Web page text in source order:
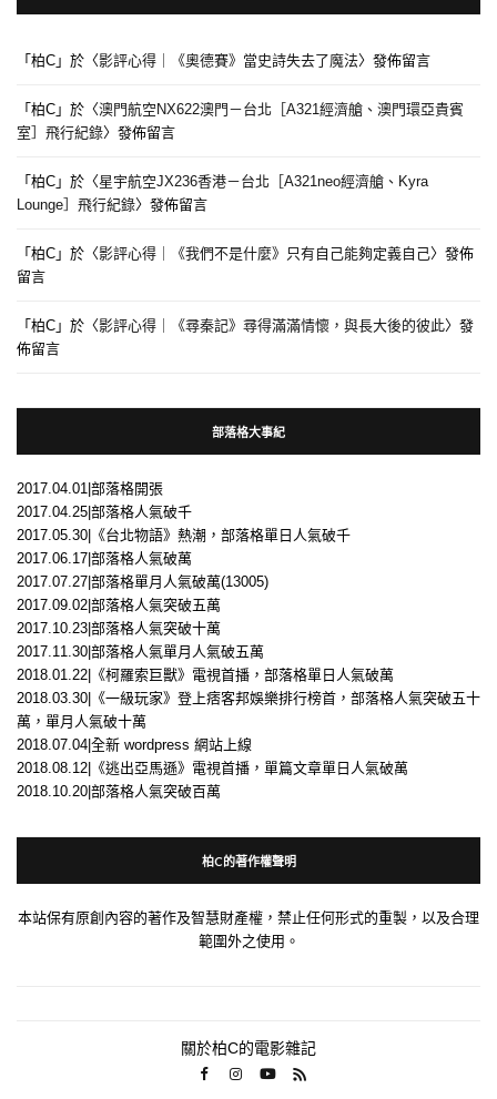
「 柏C 」於〈影評心得｜《奧德賽》當史詩失去了魔法〉發佈留言
「 柏C 」於〈澳門航空NX622澳門－台北［A321經濟艙、澳門環亞貴賓
室］飛行紀錄〉發佈留言
「 柏C 」於〈星宇航空JX236香港－台北［A321neo經濟艙、Kyra
Lounge］飛行紀錄〉發佈留言
「 柏C 」於〈影評心得｜《我們不是什麼》只有自己能夠定義自己〉發佈
留言
「 柏C 」於〈影評心得｜《尋秦記》尋得滿滿情懷，與長大後的彼此〉發
佈留言
部落格大事紀
2017.04.01|部落格開張
2017.04.25|部落格人氣破千
2017.05.30|《台北物語》熱潮，部落格單日人氣破千
2017.06.17|部落格人氣破萬
2017.07.27|部落格單月人氣破萬(13005)
2017.09.02|部落格人氣突破五萬
2017.10.23|部落格人氣突破十萬
2017.11.30|部落格人氣單月人氣破五萬
2018.01.22|《柯羅索巨獸》電視首播，部落格單日人氣破萬
2018.03.30|《一級玩家》登上痞客邦娛樂排行榜首，部落格人氣突破五十
萬，單月人氣破十萬
2018.07.04|全新 wordpress 網站上線
2018.08.12|《逃出亞馬遜》電視首播，單篇文章單日人氣破萬
2018.10.20|部落格人氣突破百萬
柏C的著作權聲明
本站保有原創內容的著作及智慧財產權，禁止任何形式的重製，以及合理
範圍外之使用。
關於柏C的電影雜記